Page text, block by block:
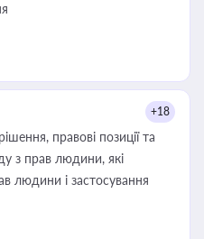
+18
правові позиції та
з прав людини, які
людини і застосування